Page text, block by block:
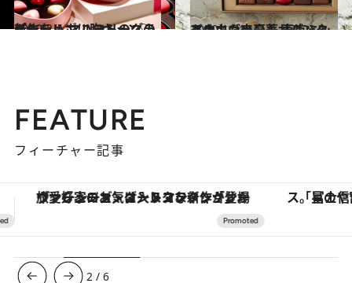
2020.2.4
ピエール マルコリーニの新作をレポ ハートのグラデーションに胸キュン♡
グルメ 2020.1.31
あのエヴァンもサダハルアオキも来日！ 東京ミッドタウンの豪華バレンタイン
グルメ
FEATURE
フィーチャー記事
「星のや富士」でデジタルデトックス。冨士信仰の歴史を辿り、心身を調える。
3 /6